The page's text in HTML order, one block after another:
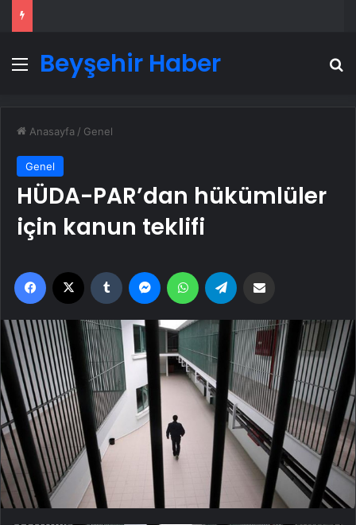
Menü
Beyşehir Haber
Anasayfa / Genel
Genel
HÜDA-PAR’dan hükümlüler
için kanun teklifi
Facebook Tumblr MessengerWhatsApp